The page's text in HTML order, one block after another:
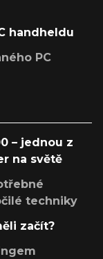
handheldu
PC
– jednou z
na světě
techniky
začít?